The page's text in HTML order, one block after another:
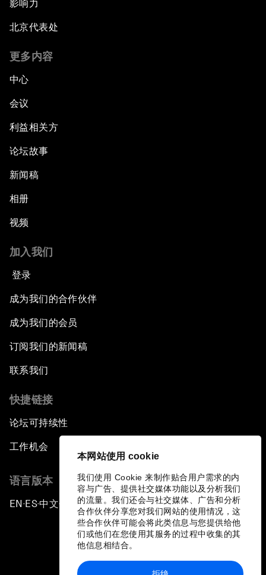
本网站使用 cookie
我们使用 Cookie 来制作贴合用户需求的内
容与广告、提供社交媒体功能以及分析我们
的流量。我们还会与社交媒体、广告和分析
合作伙伴分享您对我们网站的使用情况，这
些合作伙伴可能会将此类信息与您提供给他
们或他们在您使用其服务的过程中收集的其
他信息相结合。
影响力
北京代表处
更多内容
中心
会议
利益相关方
论坛故事
新闻稿
相册
视频
加入我们
登录
成为我们的合作伙伴
成为我们的会员
订阅我们的新闻稿
联系我们
快捷链接
论坛可持续性
工作机会
语言版本
EN ▪ ES▪中文▪ 日本語